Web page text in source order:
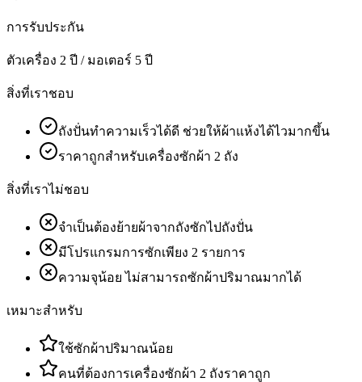
การรับประกัน
ตัวเครื่อง 2 ปี / มอเตอร์ 5 ปี
สิ่งที่เราชอบ
ถังปั่นทำความเร็วได้ดี ช่วยให้ผ้าแห้งได้ไวมากขึ้น
ราคาถูกสำหรับเครื่องซักผ้า 2 ถัง
สิ่งที่เราไม่ชอบ
จำเป็นต้องย้ายผ้าจากถังซักไปถังปั่น
มีโปรแกรมการซักเพียง 2 รายการ
ความจุน้อย ไม่สามารถซักผ้าปริมาณมากได้
เหมาะสำหรับ
ใช้ซักผ้าปริมาณน้อย
คนที่ต้องการเครื่องซักผ้า 2 ถังราคาถูก